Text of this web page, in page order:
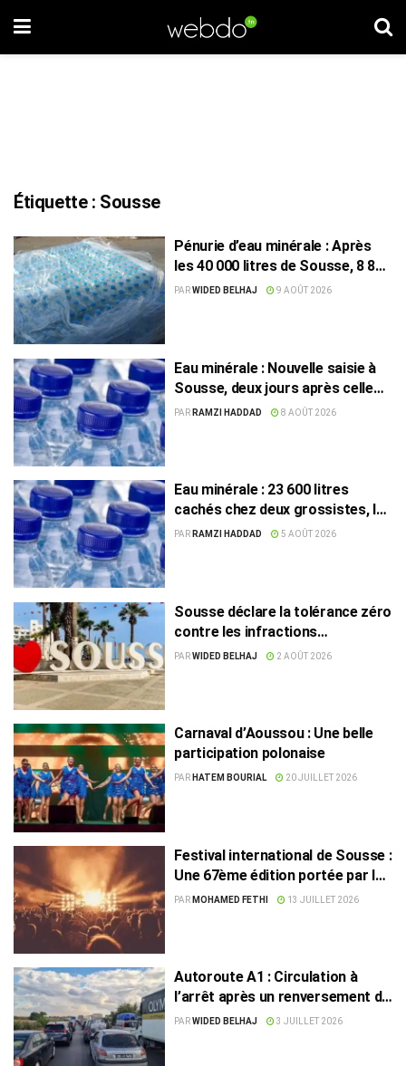
Étiquette : Sousse
Pénurie d’eau minérale : Après
les 40 000 litres de Sousse, 8 832
bouteilles saisies à Nabeul
PARWIDED BELHAJ 9 AOÛT 2026
Eau minérale : Nouvelle saisie à
Sousse, deux jours après celle
des grossistes
PAR RAMZI HADDAD 8 AOÛT 2026
Eau minérale : 23 600 litres
cachés chez deux grossistes, les
tensions persistent
PAR RAMZI HADDAD 5 AOÛT 2026
Sousse déclare la tolérance zéro
contre les infractions
environnementales
PARWIDED BELHAJ 2 AOÛT 2026
Carnaval d’Aoussou : Une belle
participation polonaise
PAR HATEM BOURIAL 20 JUILLET 2026
Festival international de Sousse :
Une 67ème édition portée par les
grandes voix tunisiennes
PAR MOHAMED FETHI 13 JUILLET 2026
Autoroute A1 : Circulation à
l’arrêt après un renversement de
camion
PARWIDED BELHAJ 3 JUILLET 2026